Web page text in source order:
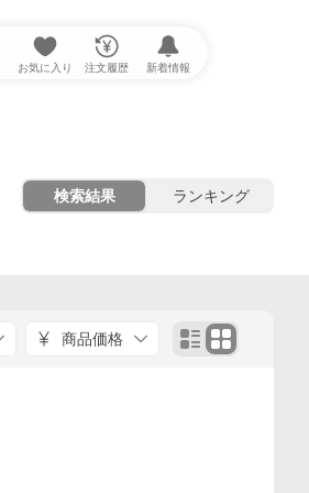
お気に入り 注文履歴 新着情報
検索結果 ランキング
商品価格